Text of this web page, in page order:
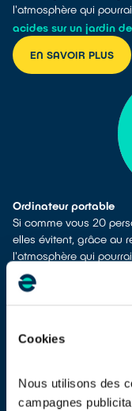
Cookies
Nous utilisons des
campagnes
l'atmosphère qui
acides sur un jardin
EN SAVOIR PLUS
Ordinateur portable
Si comme vous 20
elles évitent, grâce au
l'atmosphère qui
acides sur un jardin de